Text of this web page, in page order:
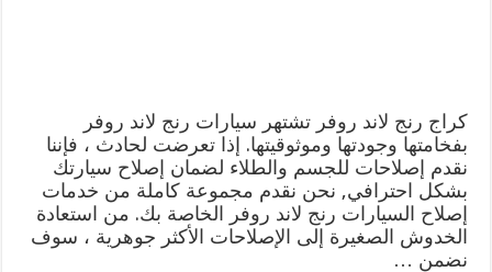
كراج رنج لاند روفر تشتهر سيارات رنج لاند روفر
بفخامتها وجودتها وموثوقيتها. إذا تعرضت لحادث ، فإننا
نقدم إصلاحات للجسم والطلاء لضمان إصلاح سيارتك
بشكل احترافي, نحن نقدم مجموعة كاملة من خدمات
إصلاح السيارات رنج لاند روفر الخاصة بك. من استعادة
الخدوش الصغيرة إلى الإصلاحات الأكثر جوهرية ، سوف
نضمن …